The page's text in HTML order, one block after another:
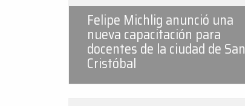
Felipe Michlig anunció una
nueva capacitación para
docentes de la ciudad de San
Cristóbal